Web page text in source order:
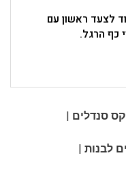
לצעד ראשון עם
כף הרגל.
סנדלים |
לבנות |